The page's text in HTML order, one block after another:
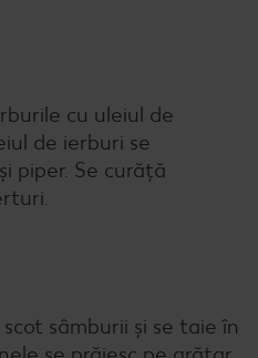
cu uleiul de
de ierburi se
piper. Se curăță
sâmburii și se taie în